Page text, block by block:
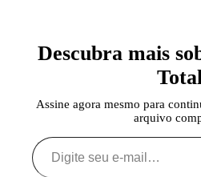
Descubra mais
Total
Assine agora mesmo para
arquivo
Digite seu e-mail…